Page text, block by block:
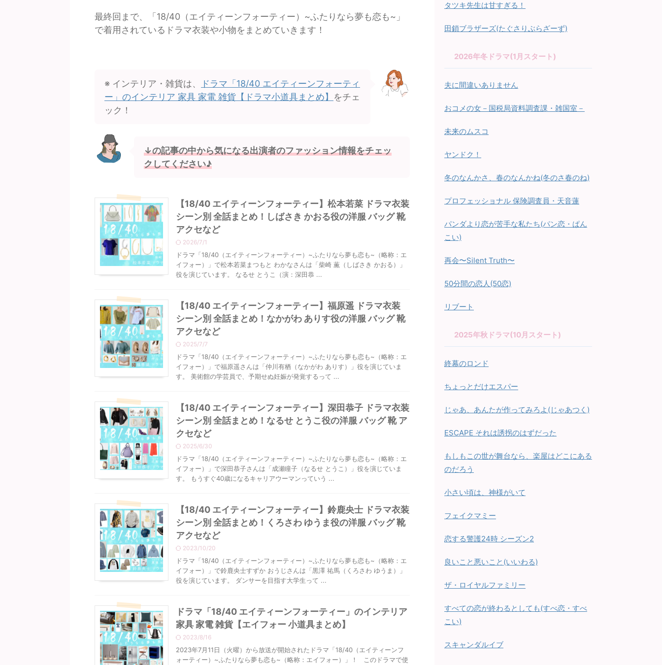
最終回まで、「18/40（エイティーンフォーティー）~ふたりなら夢も恋も~」
で着用されているドラマ衣装や小物をまとめていきます！
※ インテリア・雑貨は、
ドラマ「18/40 エイティーンフォーティ
ー」のインテリア 家具 家電 雑貨【ドラマ小道具まとめ】 をチェ
ック！
↓の記事の中から気になる出演者のファッション情報をチェッ
クしてください♪
【18/40 エイティーンフォーティー】松本若菜 ドラマ衣装
シーン別 全話まとめ！しばさき かおる役の洋服 バッグ 靴
アクセなど
2026/7/1
ドラマ「18/40（エイティーンフォーティー）~ふたりなら夢も恋も~（略称：エ
イフォー）」で松本若菜まつもと わかなさんは「柴崎 薫（しばさき かおる）」
役を演じています。 なるせ とうこ（演：深田恭 ...
【18/40 エイティーンフォーティー】福原遥 ドラマ衣装
シーン別 全話まとめ！なかがわ ありす役の洋服 バッグ 靴
アクセなど
2025/7/7
ドラマ「18/40（エイティーンフォーティー）~ふたりなら夢も恋も~（略称：エ
イフォー）」で福原遥さんは「仲川有栖（なかがわ ありす）」役を演じていま
す。 美術館の学芸員で、予期せぬ妊娠が発覚するって ...
【18/40 エイティーンフォーティー】深田恭子 ドラマ衣装
シーン別 全話まとめ！なるせ とうこ役の洋服 バッグ 靴 ア
クセなど
2025/6/30
ドラマ「18/40（エイティーンフォーティー）~ふたりなら夢も恋も~（略称：エ
イフォー）」で深田恭子さんは「成瀬瞳子（なるせ とうこ）」役を演じていま
す。 もうすぐ40歳になるキャリアウーマンっていう ...
【18/40 エイティーンフォーティー】鈴鹿央士 ドラマ衣装
シーン別 全話まとめ！くろさわ ゆうま役の洋服 バッグ 靴
アクセなど
2023/10/20
ドラマ「18/40（エイティーンフォーティー）~ふたりなら夢も恋も~（略称：エ
イフォー）」で鈴鹿央士すずか おうじさんは「黒澤 祐馬（くろさわ ゆうま）」
役を演じています。 ダンサーを目指す大学生って ...
ドラマ「18/40 エイティーンフォーティー」のインテリア
家具 家電 雑貨【エイフォー 小道具まとめ】
2023/8/16
2023年7月11日（火曜）から放送が開始されたドラマ「18/40（エイティーンフ
ォーティー）~ふたりなら夢も恋も~（略称：エイフォー）」！ このドラマで使
タツキ先生は甘すぎる！
田鎖ブラザーズ(たぐさりぶらざーず)
2026年冬ドラマ(1月スタート)
夫に間違いありません
おコメの女－国税局資料調査課・雑国室－
未来のムスコ
ヤンドク！
冬のなんかさ、春のなんかね(冬のさ春のね)
プロフェッショナル 保険調査員・天音蓮
パンダより恋が苦手な私たち(パン恋・ぱん
こい)
再会〜Silent Truth〜
50分間の恋人(50恋)
リブート
2025年秋ドラマ(10月スタート)
終幕のロンド
ちょっとだけエスパー
じゃあ、あんたが作ってみろよ(じゃあつく)
ESCAPE それは誘拐のはずだった
もしもこの世が舞台なら、楽屋はどこにある
のだろう
小さい頃は、神様がいて
フェイクマミー
恋する警護24時 シーズン2
良いこと悪いこと(いいわる)
ザ・ロイヤルファミリー
すべての恋が終わるとしても(すべ恋・すべ
こい)
スキャンダルイブ